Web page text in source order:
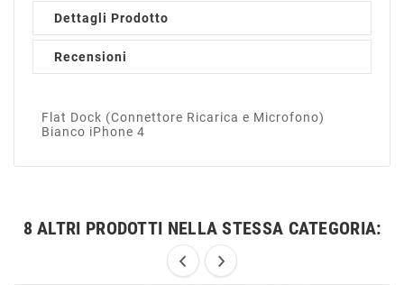
Dettagli Prodotto
Recensioni
Flat Dock (Connettore Ricarica e Microfono)
Bianco iPhone 4
8 ALTRI PRODOTTI NELLA STESSA CATEGORIA: